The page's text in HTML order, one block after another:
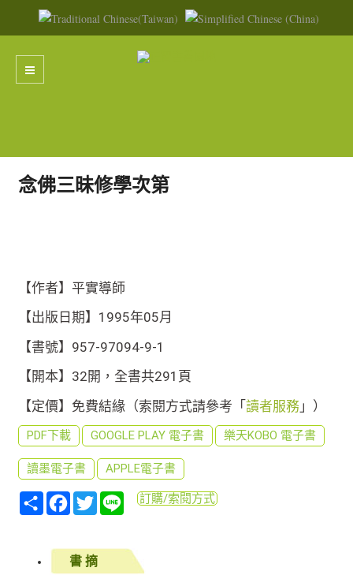
念佛三昧修學次第
【作者】平實導師
【出版日期】1995年05月
【書號】957-97094-9-1
【開本】32開，全書共291頁
【定價】免費結緣（索閱方式請參考「讀者服務 」）
PDF下載 GOOGLE PLAY 電子書 樂天KOBO 電子書
讀墨電子書 APPLE電子書
分
享
Facebook
TwitterLine訂購/索閱方式
書 摘